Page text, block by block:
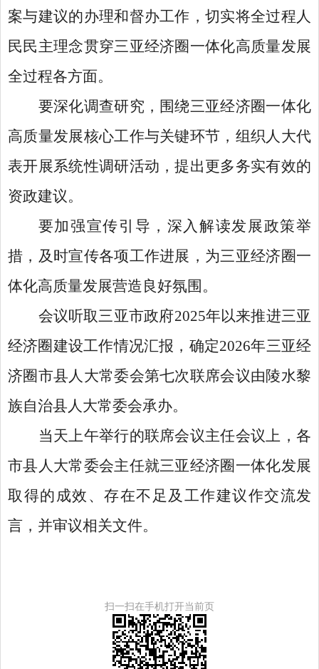
案与建议的办理和督办工作，切实将全过程人
民民主理念贯穿三亚经济圈一体化高质量发展
全过程各方面。
要深化调查研究，围绕三亚经济圈一体化
高质量发展核心工作与关键环节，组织人大代
表开展系统性调研活动，提出更多务实有效的
资政建议。
要加强宣传引导，深入解读发展政策举
措，及时宣传各项工作进展，为三亚经济圈一
体化高质量发展营造良好氛围。
会议听取三亚市政府2025年以来推进三亚
经济圈建设工作情况汇报，确定2026年三亚经
济圈市县人大常委会第七次联席会议由陵水黎
族自治县人大常委会承办。
当天上午举行的联席会议主任会议上，各
市县人大常委会主任就三亚经济圈一体化发展
取得的成效、存在不足及工作建议作交流发
言，并审议相关文件。
扫一扫在手机打开当前页